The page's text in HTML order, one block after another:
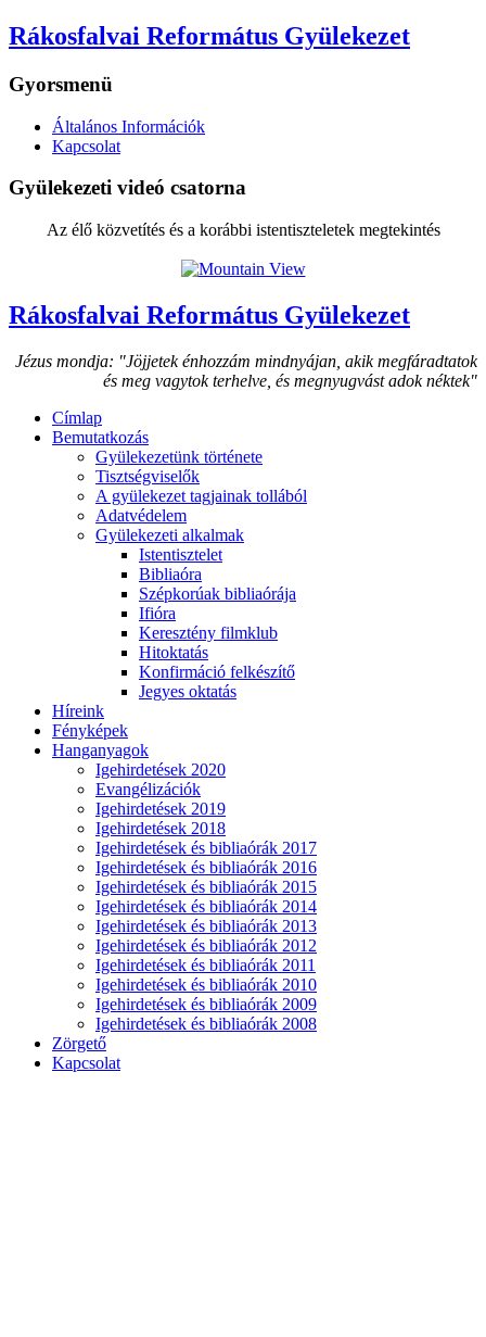
Rákosfalvai Református Gyülekezet
Gyorsmenü
Általános Információk
Kapcsolat
Gyülekezeti videó csatorna
Az élő közvetítés és a korábbi istentiszteletek megtekintés
Rákosfalvai Református Gyülekezet
Jézus mondja: "Jöjjetek énhozzám mindnyájan, akik megfáradtatok
és meg vagytok terhelve, és megnyugvást adok néktek"
Címlap
Bemutatkozás
Gyülekezetünk története
Tisztségviselők
A gyülekezet tagjainak tollából
Adatvédelem
Gyülekezeti alkalmak
Istentisztelet
Bibliaóra
Szépkorúak bibliaórája
Ifióra
Keresztény filmklub
Hitoktatás
Konfirmáció felkészítő
Jegyes oktatás
Híreink
Fényképek
Hanganyagok
Igehirdetések 2020
Evangélizációk
Igehirdetések 2019
Igehirdetések 2018
Igehirdetések és bibliaórák 2017
Igehirdetések és bibliaórák 2016
Igehirdetések és bibliaórák 2015
Igehirdetések és bibliaórák 2014
Igehirdetések és bibliaórák 2013
Igehirdetések és bibliaórák 2012
Igehirdetések és bibliaórák 2011
Igehirdetések és bibliaórák 2010
Igehirdetések és bibliaórák 2009
Igehirdetések és bibliaórák 2008
Zörgető
Kapcsolat